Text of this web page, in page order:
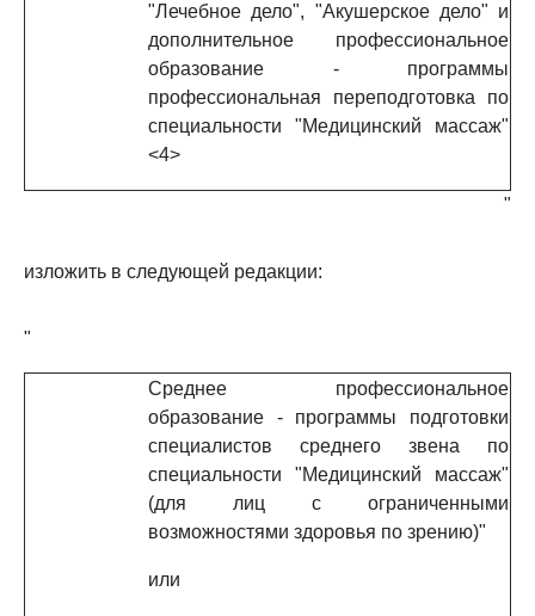
"Лечебное дело", "Акушерское дело" и
дополнительное профессиональное
образование - программы
профессиональная переподготовка по
специальности "Медицинский массаж"
<4>
"
изложить в следующей редакции:
"
Среднее профессиональное
образование - программы подготовки
специалистов среднего звена по
специальности "Медицинский массаж"
(для лиц с ограниченными
возможностями здоровья по зрению)"
или